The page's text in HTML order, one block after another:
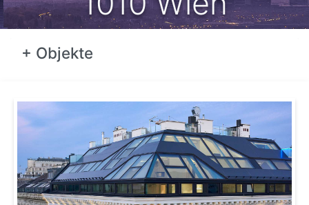
+ Objekte